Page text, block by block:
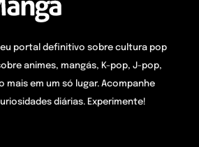
portal definitivo sobre cultura pop
animes, mangás, K-pop, J-pop,
mais em um só lugar. Acompanhe
diárias. Experimente!